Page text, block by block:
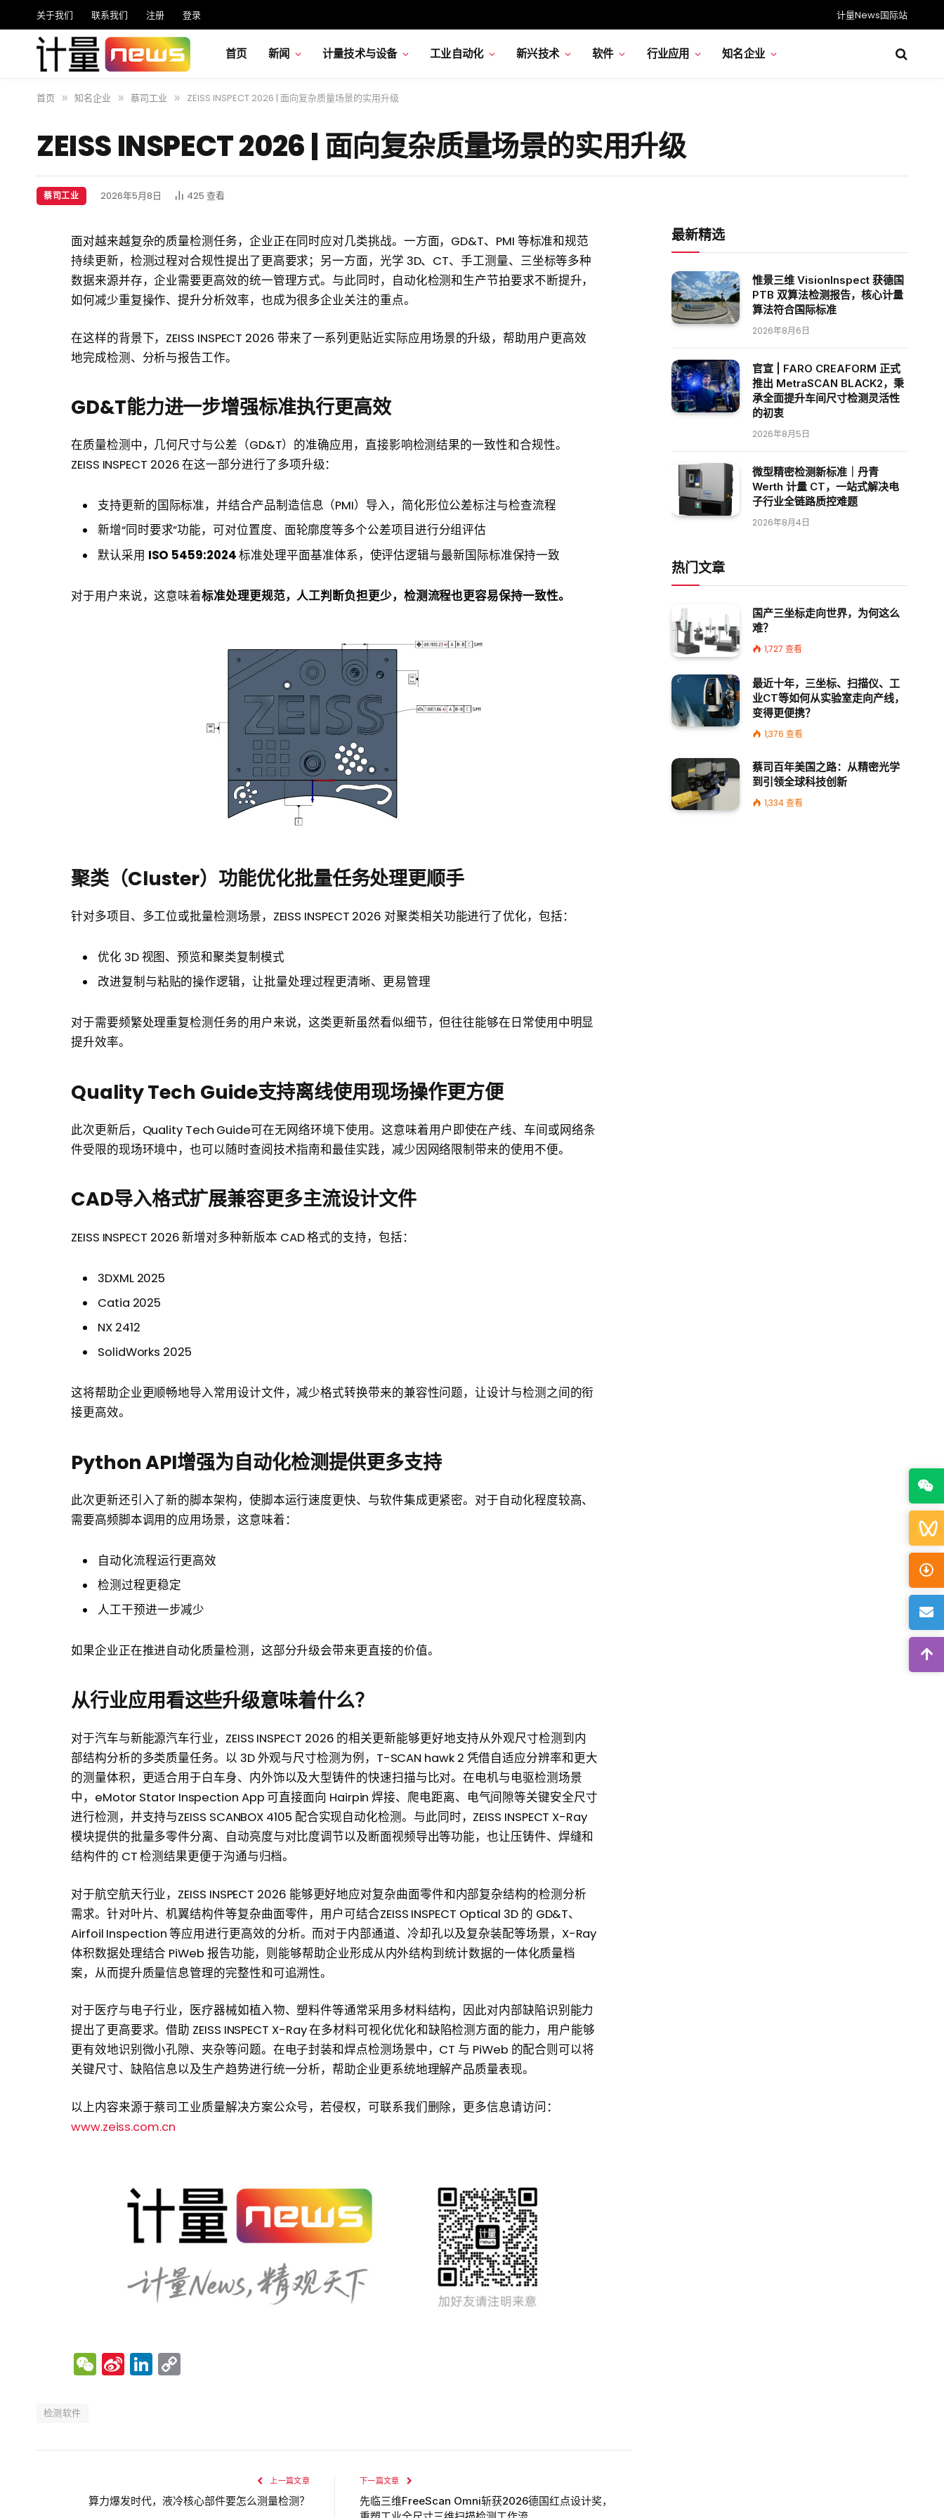
关于我们 联系我们 注册 登录 计量News国际站
首页 新闻 计量技术与设备 工业自动化 新兴技术 软件 行业应用 知名企业
首页 » 知名企业 » 蔡司工业 » ZEISS INSPECT 2026 | 面向复杂质量场景的实用升级
ZEISS INSPECT 2026 | 面向复杂质量场景的实用升级
蔡司工业 2026年5月8日 425 查看
面对越来越复杂的质量检测任务，企业正在同时应对几类挑战。一方面，GD&T、PMI 等标准和规范
持续更新，检测过程对合规性提出了更高要求；另一方面，光学 3D、CT、手工测量、三坐标等多种
数据来源并存，企业需要更高效的统一管理方式。与此同时，自动化检测和生产节拍要求不断提升，
如何减少重复操作、提升分析效率，也成为很多企业关注的重点。
在这样的背景下，ZEISS INSPECT 2026 带来了一系列更贴近实际应用场景的升级，帮助用户更高效
地完成检测、分析与报告工作。
GD&T能力进一步增强标准执行更高效
在质量检测中，几何尺寸与公差（GD&T）的准确应用，直接影响检测结果的一致性和合规性。
ZEISS INSPECT 2026 在这一部分进行了多项升级：
支持更新的国际标准，并结合产品制造信息（PMI）导入，简化形位公差标注与检查流程
新增“同时要求”功能，可对位置度、面轮廓度等多个公差项目进行分组评估
默认采用 ISO 5459:2024标准处理平面基准体系，使评估逻辑与最新国际标准保持一致
对于用户来说，这意味着标准处理更规范，人工判断负担更少，检测流程也更容易保持一致性。
聚类（Cluster）功能优化批量任务处理更顺手
针对多项目、多工位或批量检测场景，ZEISS INSPECT 2026 对聚类相关功能进行了优化，包括：
优化 3D 视图、预览和聚类复制模式
改进复制与粘贴的操作逻辑，让批量处理过程更清晰、更易管理
对于需要频繁处理重复检测任务的用户来说，这类更新虽然看似细节，但往往能够在日常使用中明显
提升效率。
Quality Tech Guide支持离线使用现场操作更方便
此次更新后，Quality Tech Guide可在无网络环境下使用。这意味着用户即使在产线、车间或网络条
件受限的现场环境中，也可以随时查阅技术指南和最佳实践，减少因网络限制带来的使用不便。
CAD导入格式扩展兼容更多主流设计文件
ZEISS INSPECT 2026 新增对多种新版本 CAD 格式的支持，包括：
3DXML 2025
Catia 2025
NX 2412
SolidWorks 2025
这将帮助企业更顺畅地导入常用设计文件，减少格式转换带来的兼容性问题，让设计与检测之间的衔
接更高效。
Python API增强为自动化检测提供更多支持
此次更新还引入了新的脚本架构，使脚本运行速度更快、与软件集成更紧密。对于自动化程度较高、
需要高频脚本调用的应用场景，这意味着：
自动化流程运行更高效
检测过程更稳定
人工干预进一步减少
如果企业正在推进自动化质量检测，这部分升级会带来更直接的价值。
从行业应用看这些升级意味着什么？
对于汽车与新能源汽车行业，ZEISS INSPECT 2026 的相关更新能够更好地支持从外观尺寸检测到内
部结构分析的多类质量任务。以 3D 外观与尺寸检测为例，T-SCAN hawk 2 凭借自适应分辨率和更大
的测量体积，更适合用于白车身、内外饰以及大型铸件的快速扫描与比对。在电机与电驱检测场景
中，eMotor Stator Inspection App 可直接面向 Hairpin 焊接、爬电距离、电气间隙等关键安全尺寸
进行检测，并支持与ZEISS SCANBOX 4105 配合实现自动化检测。与此同时，ZEISS INSPECT X-Ray
模块提供的批量多零件分离、自动亮度与对比度调节以及断面视频导出等功能，也让压铸件、焊缝和
结构件的 CT 检测结果更便于沟通与归档。
对于航空航天行业，ZEISS INSPECT 2026 能够更好地应对复杂曲面零件和内部复杂结构的检测分析
需求。针对叶片、机翼结构件等复杂曲面零件，用户可结合ZEISS INSPECT Optical 3D 的 GD&T、
Airfoil Inspection 等应用进行更高效的分析。而对于内部通道、冷却孔以及复杂装配等场景，X-Ray
体积数据处理结合 PiWeb 报告功能，则能够帮助企业形成从内外结构到统计数据的一体化质量档
案，从而提升质量信息管理的完整性和可追溯性。
对于医疗与电子行业，医疗器械如植入物、塑料件等通常采用多材料结构，因此对内部缺陷识别能力
提出了更高要求。借助 ZEISS INSPECT X-Ray 在多材料可视化优化和缺陷检测方面的能力，用户能够
更有效地识别微小孔隙、夹杂等问题。在电子封装和焊点检测场景中，CT 与 PiWeb 的配合则可以将
关键尺寸、缺陷信息以及生产趋势进行统一分析，帮助企业更系统地理解产品质量表现。
以上内容来源于蔡司工业质量解决方案公众号，若侵权，可联系我们删除，更多信息请访问：
www.zeiss.com.cn
WeChat
Sina
Weibo
LinkedIn
检测软件
上一篇文章
算力爆发时代，液冷核心部件要怎么测量检测？
下一篇文章
先临三维FreeScan Omni斩获2026德国红点设计奖，
最新精选
惟景三维 VisionInspect 获德国
PTB 双算法检测报告，核心计量
算法符合国际标准
2026年8月6日
官宣 | FARO CREAFORM 正式
推出 MetraSCAN BLACK2，秉
承全面提升车间尺寸检测灵活性
的初衷
2026年8月5日
微型精密检测新标准｜丹青
Werth 计量 CT，一站式解决电
子行业全链路质控难题
2026年8月4日
热门文章
国产三坐标走向世界，为何这么
难？
1,727 查看
最近十年，三坐标、扫描仪、工
业CT等如何从实验室走向产线，
变得更便携？
1,376 查看
蔡司百年美国之路：从精密光学
到引领全球科技创新
1,334查看